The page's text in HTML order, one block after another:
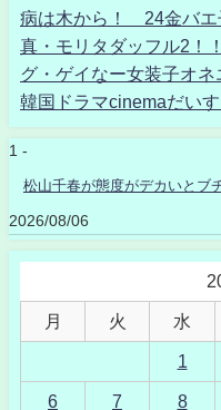
病は木から！ 24金バエ
真・モリタダッフル2！
グ・ゲイなー女装子オネ
韓国ドラマcinemaだい
1 -
松山千春が態度がデカいとブ
2026/08/06
月 火 水
1
6 7 8